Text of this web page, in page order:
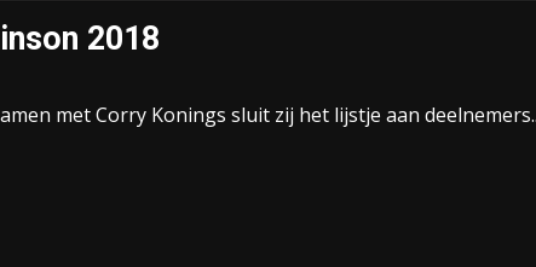
2018
met Corry Konings sluit zij het lijstje aan